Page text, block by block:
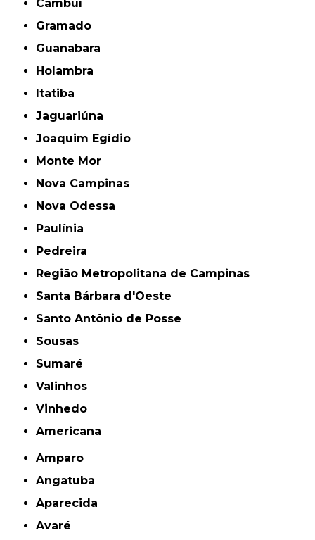
Cambuí
Gramado
Guanabara
Holambra
Itatiba
Jaguariúna
Joaquim Egídio
Monte Mor
Nova Campinas
Nova Odessa
Paulínia
Pedreira
Região Metropolitana de Campinas
Santa Bárbara d'Oeste
Santo Antônio de Posse
Sousas
Sumaré
Valinhos
Vinhedo
americana
Amparo
Angatuba
Aparecida
Avaré